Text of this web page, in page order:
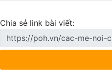
Chia sẻ link bài viết: